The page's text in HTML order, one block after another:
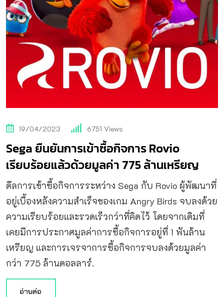
19/04/2023 6751 Views
Sega ยืนยันการเข้าซื้อกิจการ Rovio
เรียบร้อยแล้วด้วยมูลค่า 775 ล้านเหรียญ
ดีลการเข้าซื้อกิจการระหว่าง Sega กับ Rovio ผู้พัฒนาที่
อยู่เบื้องหลังความสำเร็จของเกม Angry Birds จบลงด้วย
ความเรียบร้อยและรวดเร็วกว่าที่คิดไว้ โดยจากเดิมที่
เคยมีการประกาศมูลค่าการซื้อกิจการอยู่ที่ 1 พันล้าน
เหรียญ และการเจรจาการซื้อกิจการจบลงด้วยมูลค่า
กว่า 775 ล้านดอลลาร์.
อ่านต่อ